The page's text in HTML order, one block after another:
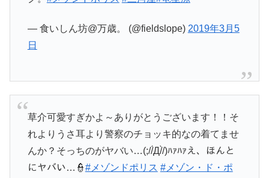
— 食いしん坊@万歳。 (@fieldslope) 2019年3月5
日
草介可愛すぎかよ～ありがとうございます！！そ
れよりうさ耳より警察のチョッキ的なの着てませ
んか？そっちのがヤバい…(;//́Д/̀/)ﾊｧﾊｧえ、ほんと
にヤバい…👮#メゾンドポリス #メゾン・ド・ポ